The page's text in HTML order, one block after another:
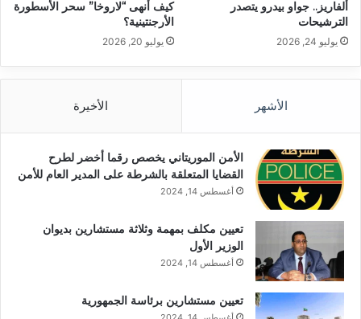
ألفاريز.. جواو بيدرو يتصدر
الترشيحات
يوليو 24, 2026
كيف أنهى “لاروخا” سحر الأسطورة
الأرجنتينية؟
يوليو 20, 2026
الأشهر الأخيرة
الأمن الموريتاني يخصص رقما أخضر لطرح
القضايا المتعلقة بالشرطة على المدير العام للأمن
أغسطس 14, 2024
تعيين مكلف بمهمة وثلاثة مستشارين بديوان
الوزير الأول
أغسطس 14, 2024
تعيين مستشارين برئاسة الجمهورية